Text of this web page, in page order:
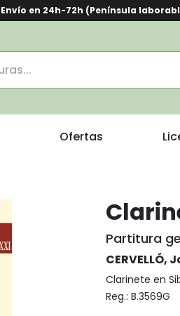
Envío en 24h-72h (Península
Ofertas
Partitura
CERVELLÓ,
Clarinete en
Reg.: B.3569G